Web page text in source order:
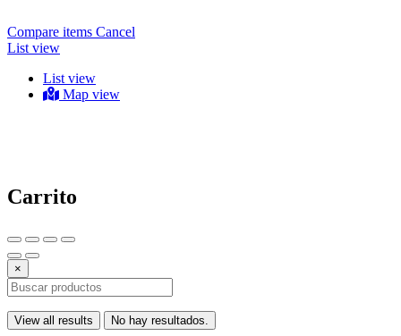
Compare items Cancel
List view
List view
Map view
Carrito
×
View all results No hay resultados.